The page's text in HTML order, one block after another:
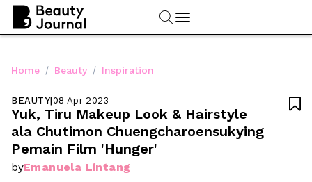
Home / Beauty / Inspiration
BEAUTY|08 Apr 2023
Yuk, Tiru Makeup Look & Hairstyle
ala Chutimon Chuengcharoensukying
Pemain Film 'Hunger'
byEmanuela Lintang
